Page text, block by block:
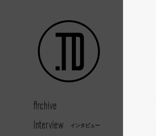
Archive
Interview
インタビュー